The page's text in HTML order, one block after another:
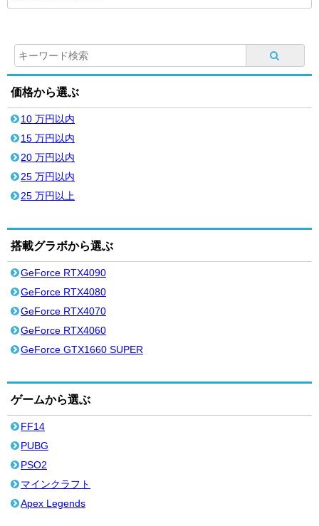
価格から選ぶ
10 万円以内
15 万円以内
20 万円以内
25 万円以内
25 万円以上
搭載グラボから選ぶ
GeForce RTX4090
GeForce RTX4080
GeForce RTX4070
GeForce RTX4060
GeForce GTX1660 SUPER
ゲームから選ぶ
FF14
PUBG
PSO2
マインクラフト
Apex Legends